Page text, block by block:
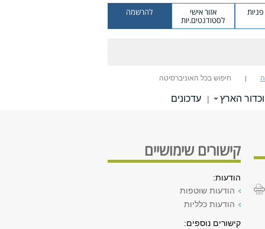
אזור אישי
לסטודנטים.יות
להרשמה
חיפוש בכל האוניברסיטה
הארץ | עדכונים
קישורים שימושיים
הודעות:
הודעות שוטפות
הודעות כלליות
קישורים נוספים: